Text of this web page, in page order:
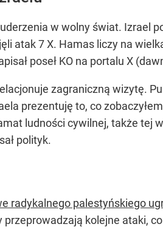
w wolny świat. Izrael
atak 7 X. Hamas liczy na
poseł KO na portalu X
zagraniczną wizytę.
prezentuję to, co
ludności cywilnej, także tej
polityk.
radykalnego palestyńskiego
kolejne ataki,